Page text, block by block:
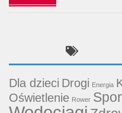
Dla dzieci Drogi Energia
Oświetlenie Rower